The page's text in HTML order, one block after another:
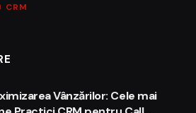
CRM
Vânzărilor: Cele mai